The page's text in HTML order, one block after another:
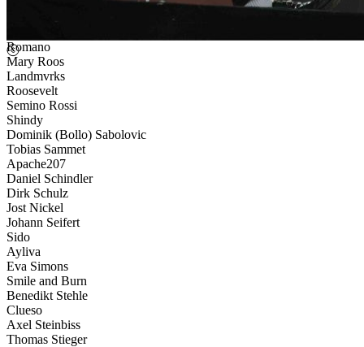
Romano
Mary Roos
Landmvrks
Roosevelt
Semino Rossi
Shindy
Dominik (Bollo) Sabolovic
Tobias Sammet
Apache207
Daniel Schindler
Dirk Schulz
Jost Nickel
Johann Seifert
Sido
Ayliva
Eva Simons
Smile and Burn
Benedikt Stehle
Clueso
Axel Steinbiss
Thomas Stieger